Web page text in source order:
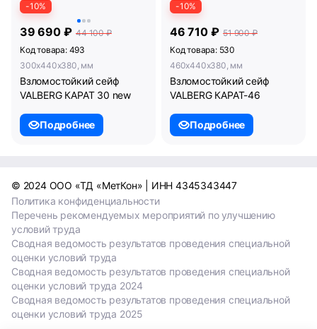
-10%
39 690 ₽ 44 100 ₽
Код товара: 493
300x440x380, мм
Взломостойкий сейф
VALBERG КАРАТ 30 new
Подробнее
-10%
46 710 ₽ 51 900 ₽
Код товара: 530
460x440x380, мм
Взломостойкий сейф
VALBERG КАРАТ-46
Подробнее
© 2024 ООО «ТД «МетКон» | ИНН 4345343447
Политика конфиденциальности
Перечень рекомендуемых мероприятий по улучшению
условий труда
Сводная ведомость результатов проведения специальной
оценки условий труда
Сводная ведомость результатов проведения специальной
оценки условий труда 2024
Сводная ведомость результатов проведения специальной
оценки условий труда 2025